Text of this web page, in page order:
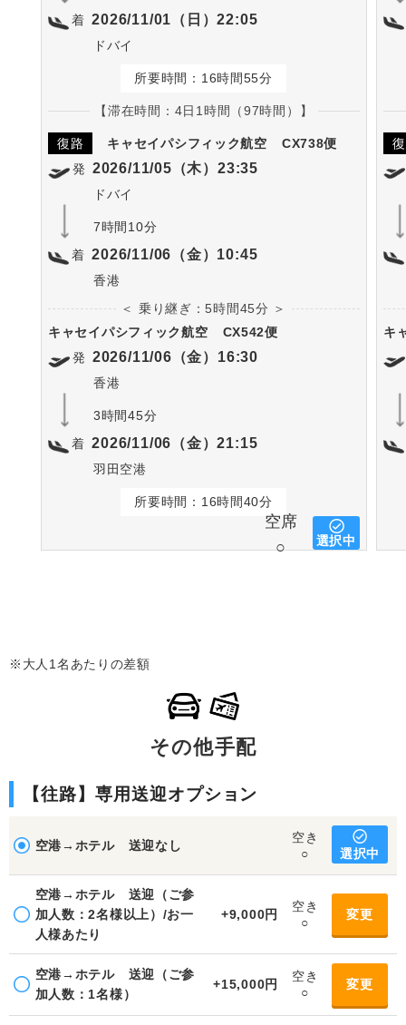
着 2026/11/01（日）22:05
ドバイ
所要時間：16時間55分
【滞在時間：4日1時間（97時間）】
復路 キャセイパシフィック航空
CX738便
発 2026/11/05（木）23:35
ドバイ
7時間10分
着 2026/11/06（金）10:45
香港
＜ 乗り継ぎ：5時間45分 ＞
キャセイパシフィック航空
CX542便
発 2026/11/06（金）16:30
香港
3時間45分
着 2026/11/06（金）21:15
羽田空港
所要時間：16時間40分
空席
○
選択中
キ
※大人1名あたりの差額
その他手配
【往路】専用送迎オプション
空港→ホテル 送迎なし
空き
○
選択中
空港→ホテル 送迎（ご参
加人数：2名様以上）/お一
人様あたり
+9,000円
空き
○
変更
空港→ホテル 送迎（ご参
加人数：1名様）
+15,000円
空き
○
変更